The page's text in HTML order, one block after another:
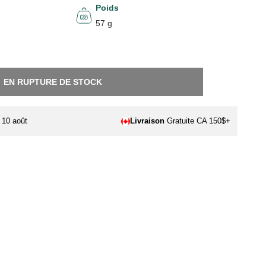
Poids
57 g
EN RUPTURE DE STOCK
10 août Livraison Gratuite CA 150$+